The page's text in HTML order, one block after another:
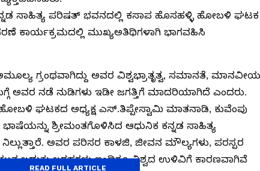
ಸಾಹಿತ್ಯ ಪರಿಷತ್ ಭವನದಲ್ಲಿ ಕಸಾಪ ಹೊಸಹಳ್ಳಿ ಹೋಬಳಿ ಘಟಕ
ಕಾರ್ಯಕ್ರಮದಲ್ಲಿ ಮುಖ್ಯಅತಿಥಿಗಳಾಗಿ ಭಾಗವಹಿಸಿ
ಗ್ರಂಥವಾಗಿದ್ದು ಅವರ ವಿಶ್ವಭ್ರಾತೃತ್ವ, ಸಮಾನತೆ, ಮಾನವೀಯ
ಅವರ ನಡೆ ನುಡಿಗಳು ಇಡೀ ಜಗತ್ತಿಗೆ ಮಾದರಿಯಾಗಿದೆ ಎಂದರು.
ಘಟಕದ ಅಧ್ಯಕ್ಷ ಎಸ್.ತಿಪ್ಪೇಸ್ವಾಮಿ ಮಾತನಾಡಿ, ಕುವೆಂಪು
ಶ್ರೀಮಂತಗೊಳಿಸಿದ ಆಧುನಿಕ ಕನ್ನಡ ಸಾಹಿತ್ಯ
ಅವರ ಪರಿಸರ ಕಾಳಜಿ, ಜೀವನ ಮೌಲ್ಯಗಳು, ಪರಸ್ಪರ
ಬದುಕು ಬರಹಗಳು ಇಂದಿಗೂ ವಿಶ್ವದ ಉಳಿವಿಗೆ ಕಾರಣವಾಗಿವೆ
READ FULL ARTICLE